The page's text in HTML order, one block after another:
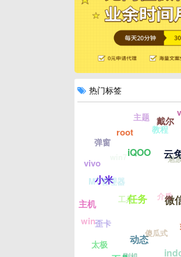
热门标签
微
任务
动态
云
iQOO
小米
win
戴尔
root
vivo
主机
太极
主题
弹窗
MT管理器
歪卡
教程
工具
傻瓜式
魅
介质